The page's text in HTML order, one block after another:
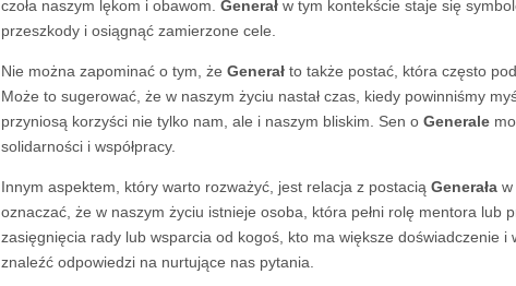
czoła naszym lękom i obawom. Generałw tym kontekście staje się
przeszkody i osiągnąć zamierzone cele.
Nie można zapominać o tym, że Generałto także postać, która często
Może to sugerować, że w naszym życiu nastał czas, kiedy powinniśmy
przyniosą korzyści nie tylko nam, ale i naszym bliskim. Sen o Generale
solidarności i współpracy.
Innym aspektem, który warto rozważyć, jest relacja z postacią Generaław
oznaczać, że w naszym życiu istnieje osoba, która pełni rolę mentora lub
zasięgnięcia rady lub wsparcia od kogoś, kto ma większe doświadczenie
znaleźć odpowiedzi na nurtujące nas pytania.